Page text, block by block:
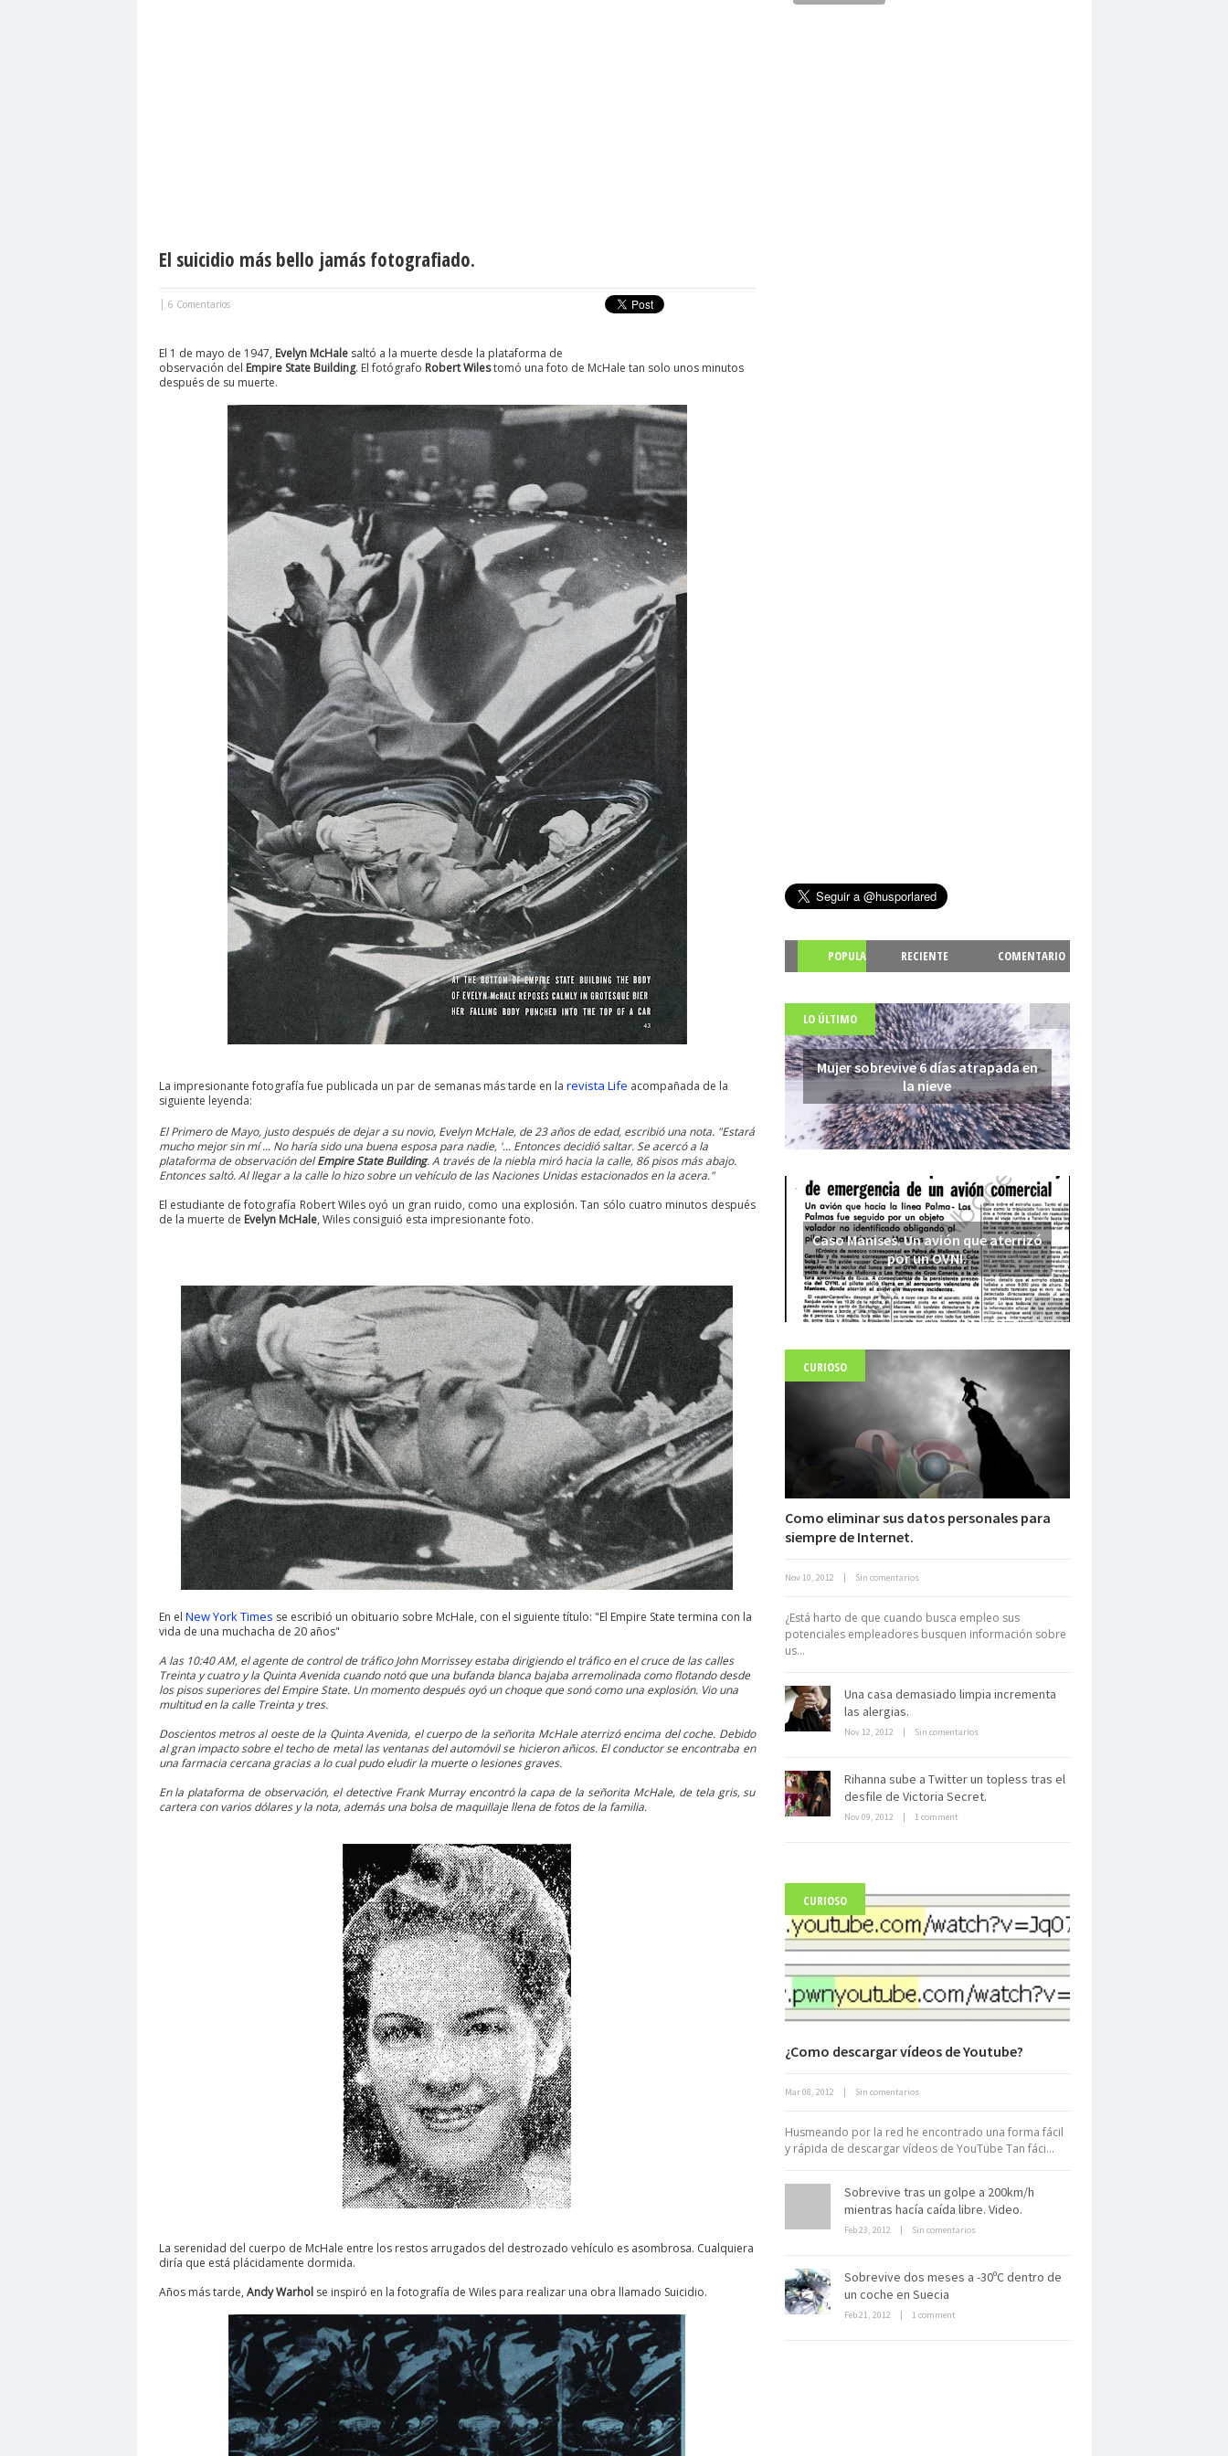
El suicidio más bello jamás fotografiado.
| 6 Comentarios
El 1 de mayo de 1947, Evelyn McHalesaltó a la muerte desde la plataforma de
observación del Empire State Building. El fotógrafo Robert Wilestomó una foto de McHale tan solo unos minutos
después de su muerte.
La impresionante fotografía fue publicada un par de semanas más tarde en la revista Life acompañada de la
siguiente leyenda:
El Primero de Mayo, justo después de dejar a su novio, Evelyn McHale, de 23 años de edad, escribió una nota. "Estará
mucho mejor sin mí ... No haría sido una buena esposa para nadie, '... Entonces decidió saltar. Se acercó a la
plataforma de observación delEmpire State Building. A través de la niebla miró hacia la calle, 86 pisos más abajo.
Entonces saltó. Al llegar a la calle lo hizo sobre un vehículo de las Naciones Unidas estacionados en la acera."
El estudiante de fotografía Robert Wiles oyó un gran ruido, como una explosión. Tan sólo cuatro minutos después
de la muerte de Evelyn McHale, Wiles consiguió esta impresionante foto.
En el New York Times se escribió un obituario sobre McHale, con el siguiente título: "El Empire State termina con la
vida de una muchacha de 20 años"
A las 10:40 AM, el agente de control de tráfico John Morrissey estaba dirigiendo el tráfico en el cruce de las calles
Treinta y cuatro y la Quinta Avenida cuando notó que una bufanda blanca bajaba arremolinada como flotando desde
los pisos superiores del Empire State. Un momento después oyó un choque que sonó como una explosión. Vio una
multitud en la calle Treinta y tres.
Doscientos metros al oeste de la Quinta Avenida, el cuerpo de la señorita McHale aterrizó encima del coche. Debido
al gran impacto sobre el techo de metal las ventanas del automóvil se hicieron añicos. El conductor se encontraba en
una farmacia cercana gracias a lo cual pudo eludir la muerte o lesiones graves.
En la plataforma de observación, el detective Frank Murray encontró la capa de la señorita McHale, de tela gris, su
cartera con varios dólares y la nota, además una bolsa de maquillaje llena de fotos de la familia.
La serenidad del cuerpo de McHale entre los restos arrugados del destrozado vehículo es asombrosa. Cualquiera
diría que está plácidamente dormida.
Años más tarde, Andy Warholse inspiró en la fotografía de Wiles para realizar una obra llamado Suicidio.
POPULA
RECIENTE
COMENTARIO
LO ÚLTIMO
Mujer sobrevive 6 días atrapada en
la nieve
Caso Manises. Un avión que aterrizó
por un OVNI.
Fuerte abandonado del siglo XIX
Neuromarketing: el uso de la
electrónico
abandonado
Carlo Acutis, el beato incorrupto de
15 años
La derrota británica en Cartagena
de indias
CURIOSO
Como eliminar sus datos personales para
siempre de Internet.
Nov 10, 2012 | Sin comentarios
¿Está harto de que cuando busca empleo sus
potenciales empleadores busquen información sobre
us...
Una casa demasiado limpia incrementa
las alergias.
Nov 12, 2012 | Sin comentarios
Rihanna sube a Twitter un topless tras el
desfile de Victoria Secret.
Nov 09, 2012 | 1 comment
CURIOSO
¿Como descargar vídeos de Youtube?
Mar 08, 2012 | Sin comentarios
Husmeando por la red he encontrado una forma fácil
y rápida de descargar vídeos de YouTube Tan fáci...
Sobrevive tras un golpe a 200km/h
mientras hacía caída libre. Video.
Feb 23, 2012 | Sin comentarios
Sobrevive dos meses a -30ºC dentro de
un coche en Suecia
Feb 21, 2012 | 1 comment